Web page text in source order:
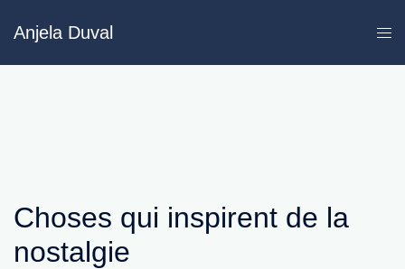
auAnjela Duval
Choses qui inspirent de la
nostalgie